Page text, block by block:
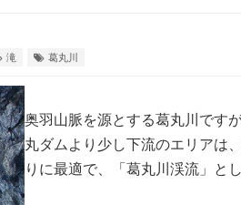
滝 葛丸川
奥羽山脈を源とする葛丸川です
丸ダムより少し下流のエリアは
りに最適で、「葛丸川渓流」と